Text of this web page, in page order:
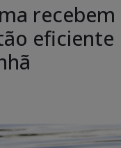
recebem
eficiente